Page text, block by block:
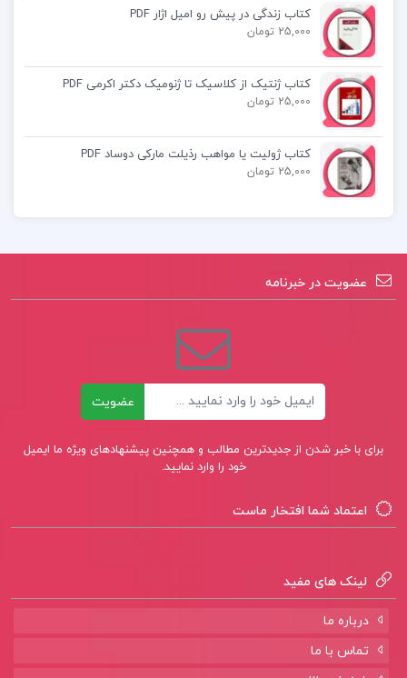
کتاب زندگی در پیش رو امیل اژار PDF
25,000 تومان
کتاب ژنتیک از کلاسیک تا ژنومیک دکتر اکرمی PDF
25,000 تومان
کتاب ژولیت یا مواهب رذیلت مارکی دوساد PDF
25,000 تومان
عضویت در خبرنامه
عضویت
برای با خبر شدن از جدیدترین مطالب و همچنین پیشنهادهای ویژه ما ایمیل
خود را وارد نمایید.
اعتماد شما افتخار ماست
لینک های مفید
درباره ما
تماس با ما